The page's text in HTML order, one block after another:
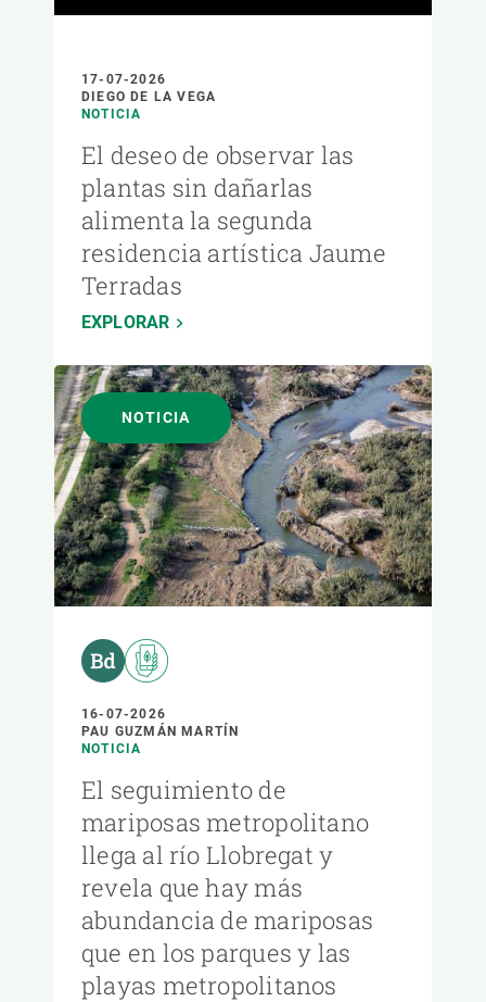
17-07-2026
DIEGO DE LA VEGA
NOTICIA
El deseo de observar las
plantas sin dañarlas
alimenta la segunda
residencia artística Jaume
Terradas
EXPLORAR
NOTICIA
16-07-2026
PAU GUZMÁN MARTÍN
NOTICIA
El seguimiento de
mariposas metropolitano
llega al río Llobregat y
revela que hay más
abundancia de mariposas
que en los parques y las
playas metropolitanos